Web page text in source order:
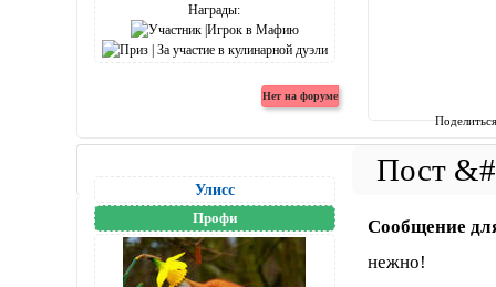
Награды:
Улисс
Профи
Сообщение
нежно!